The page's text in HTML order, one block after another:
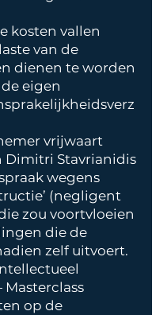
kosten vallen
van de
dienen te worden
eigen
vrijwaart
Dimitri Stavrianidis
wegens
(negligent
zou voortvloeien
die de
zelf uitvoert.
op de